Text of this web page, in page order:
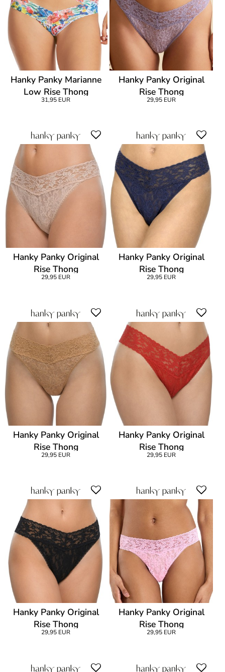
Hanky Panky Marianne
Low Rise Thong
31,95 EUR
Hanky Panky Original
Rise Thong
29,95 EUR
Hanky Panky Original
Rise Thong
29,95 EUR
Hanky Panky Original
Rise Thong
29,95 EUR
Hanky Panky Original
Rise Thong
29,95 EUR
Hanky Panky Original
Rise Thong
29,95 EUR
Hanky Panky Original
Rise Thong
29,95 EUR
Hanky Panky Original
Rise Thong
29,95 EUR